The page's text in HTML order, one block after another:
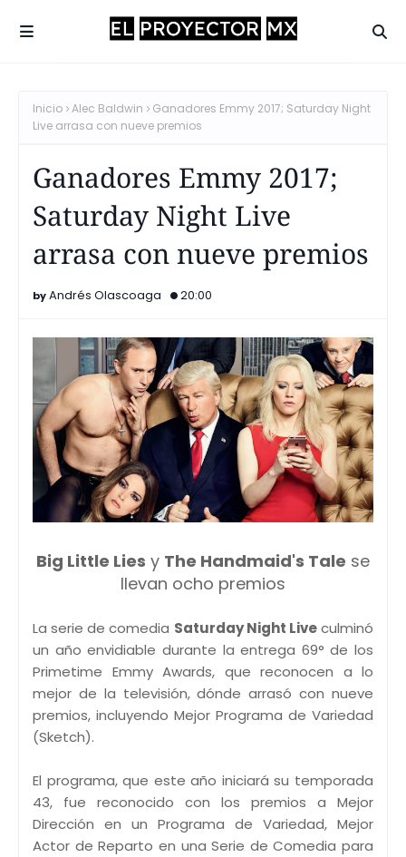
Inicio Alec Baldwin
Ganadores Emmy 2017; Saturday Night
Live arrasa con nueve premios
Ganadores Emmy 2017;
Saturday Night Live
arrasa con nueve premios
Andrés Olascoaga 20:00
Big Little Lies y The Handmaid's Tale se
llevan ocho premios
La serie de comedia Saturday Night Liveculminó
un año envidiable durante la entrega 69° de los
Primetime Emmy Awards, que reconocen a lo
mejor de la televisión, dónde arrasó con nueve
premios, incluyendo Mejor Programa de Variedad
(Sketch).
El programa, que este año iniciará su temporada
43, fue reconocido con los premios a Mejor
Dirección en un Programa de Variedad, Mejor
Actor de Reparto en una Serie de Comedia para